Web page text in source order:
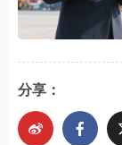
分享：